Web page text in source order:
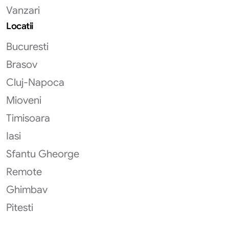
Vanzari
Locatii
Bucuresti
Brasov
Cluj-Napoca
Mioveni
Timisoara
Iasi
Sfantu Gheorge
Remote
Ghimbav
Pitesti